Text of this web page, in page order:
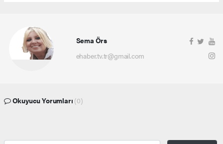
Sema Örs
ehaber.tv.tr@gmail.com
Okuyucu Yorumları (0)